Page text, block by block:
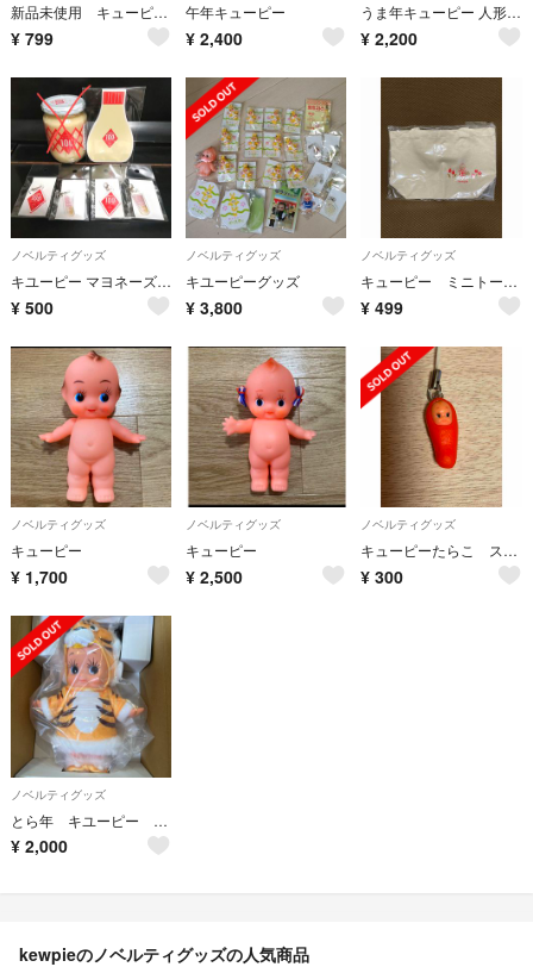
新品未使用 キューピー ラッピングセット ボックス 包装紙 シール リボン
¥ 799
午年キューピー
¥ 2,400
うま年キューピー 人形 非売品
¥ 2,200
ノベルティグッズ
キユーピー マヨネーズ発売100周年記念 チャーム＋付箋 まとめて
¥ 500
ノベルティグッズ
キユーピーグッズ
¥ 3,800
ノベルティグッズ
キューピー ミニトートバッグ ランチバッグ （おでかけ）
¥ 499
ノベルティグッズ
キューピー
¥ 1,700
ノベルティグッズ
キューピー
¥ 2,500
ノベルティグッズ
キューピーたらこ ストラップ
¥ 300
ノベルティグッズ
とら年 キユーピー キューピー
¥ 2,000
kewpieのノベルティグッズの人気商品